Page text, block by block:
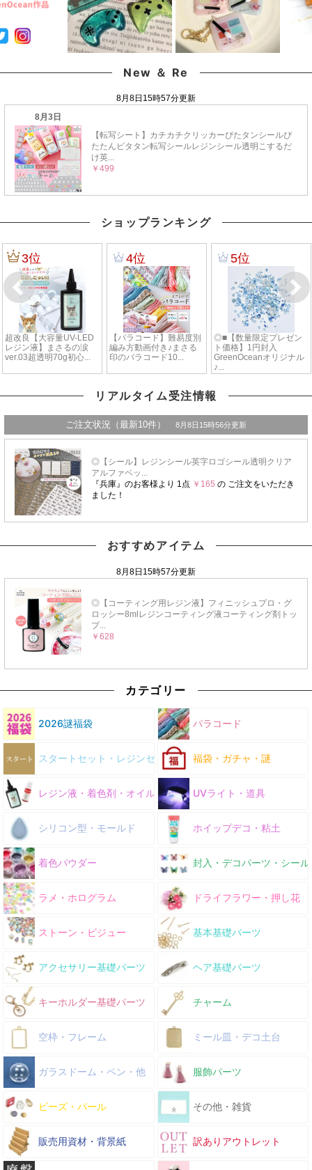
New ＆ Re
ショップランキング
リアルタイム受注情報
おすすめアイテム
カテゴリー
2026謎福袋 パラコード
スタートセット・レジンセット 福袋・ガチャ・謎
レジン液・着色剤・オイル UVライト・道具
シリコン型・モールド ホイップデコ・粘土
着色パウダー 封入・デコパーツ・シール
ラメ・ホログラム ドライフラワー・押し花
ストーン・ビジュー 基本基礎パーツ
アクセサリー基礎パーツ ヘア基礎パーツ
キーホルダー基礎パーツ チャーム
空枠・フレーム ミール皿・デコ土台
ガラスドーム・ペン・他 服飾パーツ
ビーズ・パール その他・雑貨
販売用資材・背景紙 訳ありアウトレット